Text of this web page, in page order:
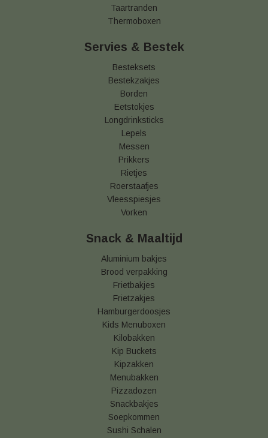
Taartranden
Thermoboxen
Servies & Bestek
Besteksets
Bestekzakjes
Borden
Eetstokjes
Longdrinksticks
Lepels
Messen
Prikkers
Rietjes
Roerstaafjes
Vleesspiesjes
Vorken
Snack & Maaltijd
Aluminium bakjes
Brood verpakking
Frietbakjes
Frietzakjes
Hamburgerdoosjes
Kids Menuboxen
Kilobakken
Kip Buckets
Kipzakken
Menubakken
Pizzadozen
Snackbakjes
Soepkommen
Sushi Schalen